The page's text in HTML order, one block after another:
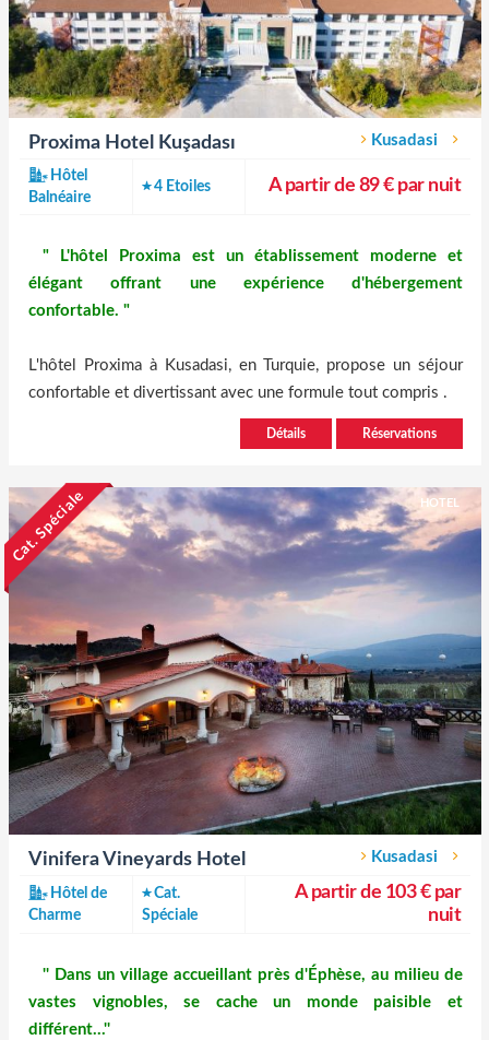
Proxima Hotel Kuşadası Kusadasi
Hôtel
Balnéaire
4 Etoiles A partir de 89 € par nuit
" L'hôtel Proxima est un établissement moderne et
élégant offrant une expérience d'hébergement
confortable. "
L'hôtel Proxima à Kusadasi, en Turquie, propose un séjour
confortable et divertissant avec une formule tout compris .
Détails Réservations
HOTEL
Cat. Spéciale
Vinifera Vineyards Hotel Kusadasi
Hôtel de
Charme
Cat.
Spéciale
A partir de 103 € par
nuit
'' Dans un village accueillant près d'Éphèse, au milieu de
vastes vignobles, se cache un monde paisible et
différent...''